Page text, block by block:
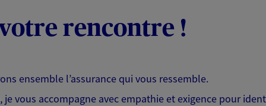
rencontre !
ensemble l’assurance qui vous ressemble.
je vous accompagne avec empathie et exigence pour